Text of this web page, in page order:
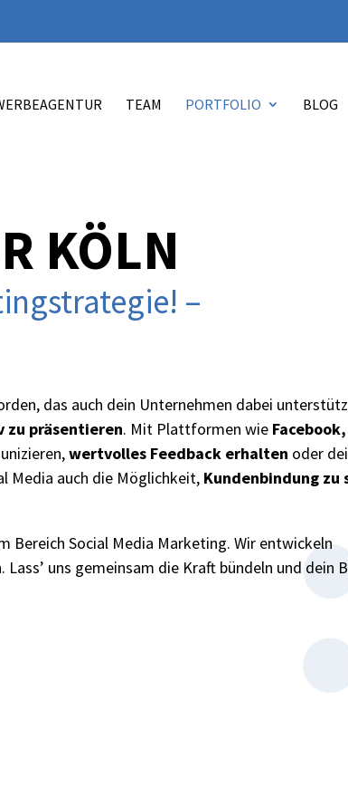
TEAM PORTFOLIO BLOG
KÖLN
–
das auch dein Unternehmen dabei
zu präsentieren. Mit Plattformen wie Facebook,
wertvolles Feedback erhalten oder
Media auch die Möglichkeit, Kundenbindung zu
Bereich Social Media Marketing. Wir entwickeln
Lass’ uns gemeinsam die Kraft bündeln und dein